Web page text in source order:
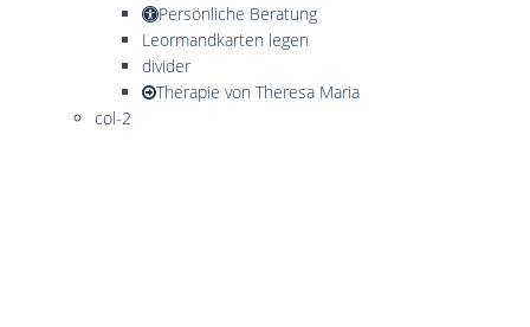
Persönliche Beratung
Leormandkarten legen
divider
Therapie von Theresa Maria
col-2